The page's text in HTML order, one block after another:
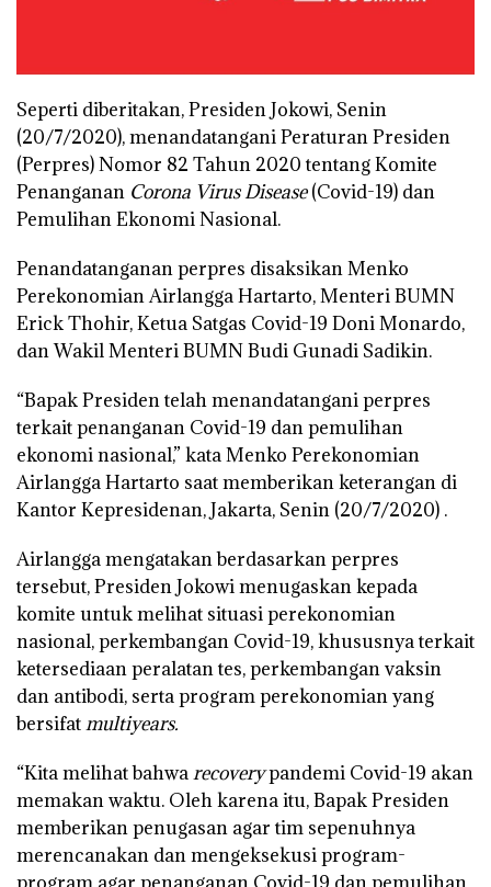
Seperti diberitakan, Presiden Jokowi, Senin
(20/7/2020), menandatangani Peraturan Presiden
(Perpres) Nomor 82 Tahun 2020 tentang Komite
Penanganan Corona Virus Disease(Covid-19) dan
Pemulihan Ekonomi Nasional.
Penandatanganan perpres disaksikan Menko
Perekonomian Airlangga Hartarto, Menteri BUMN
Erick Thohir, Ketua Satgas Covid-19 Doni Monardo,
dan Wakil Menteri BUMN Budi Gunadi Sadikin.
“Bapak Presiden telah menandatangani perpres
terkait penanganan Covid-19 dan pemulihan
ekonomi nasional,” kata Menko Perekonomian
Airlangga Hartarto saat memberikan keterangan di
Kantor Kepresidenan, Jakarta, Senin (20/7/2020) .
Airlangga mengatakan berdasarkan perpres
tersebut, Presiden Jokowi menugaskan kepada
komite untuk melihat situasi perekonomian
nasional, perkembangan Covid-19, khususnya terkait
ketersediaan peralatan tes, perkembangan vaksin
dan antibodi, serta program perekonomian yang
bersifatmultiyears.
“Kita melihat bahwarecoverypandemi Covid-19 akan
memakan waktu. Oleh karena itu, Bapak Presiden
memberikan penugasan agar tim sepenuhnya
merencanakan dan mengeksekusi program-